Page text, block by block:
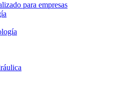
para empresas